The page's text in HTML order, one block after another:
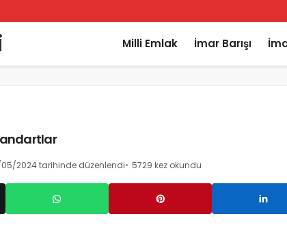
Milli Emlak İmar Barışı
2024 tarihinde düzenlendi 5729 kez okundu